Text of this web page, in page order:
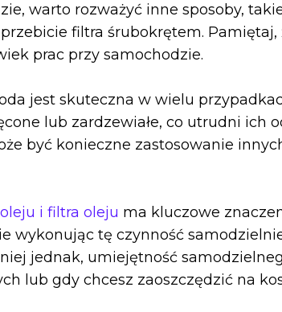
warto rozważyć inne sposoby,
filtra śrubokrętem.
prac przy samochodzie.
jest skuteczna w wielu
lub zardzewiałe, co utrudni ich
być konieczne zastosowanie
i filtra oleju ma kluczowe
wykonując tę czynność
jednak, umiejętność
lub gdy chcesz zaoszczędzić na